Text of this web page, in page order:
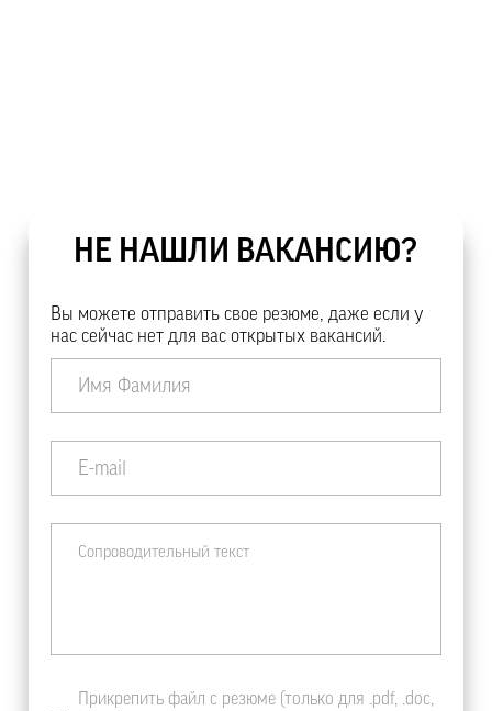
НЕ НАШЛИ ВАКАНСИЮ?
Вы можете отправить свое резюме, даже если у
нас сейчас нет для вас открытых вакансий.
Прикрепить файл с резюме (только для .pdf, .doc,